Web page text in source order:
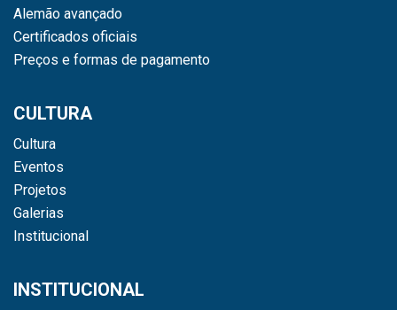
Alemão avançado
Certificados oficiais
Preços e formas de pagamento
CULTURA
Cultura
Eventos
Projetos
Galerias
Institucional
INSTITUCIONAL